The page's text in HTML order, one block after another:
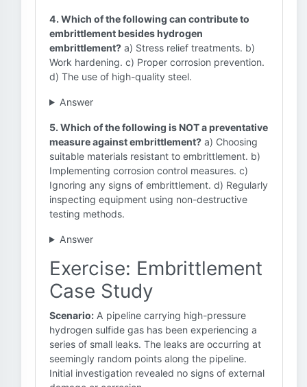
4. Which of the following can contribute to
embrittlement besides hydrogen
embrittlement? a) Stress relief treatments. b)
Work hardening. c) Proper corrosion prevention.
d) The use of high-quality steel.
Answer
5. Which of the following is NOT a preventative
measure against embrittlement? a) Choosing
suitable materials resistant to embrittlement. b)
Implementing corrosion control measures. c)
Ignoring any signs of embrittlement. d) Regularly
inspecting equipment using non-destructive
testing methods.
Answer
Exercise: Embrittlement
Case Study
Scenario: A pipeline carrying high-pressure
hydrogen sulfide gas has been experiencing a
series of small leaks. The leaks are occurring at
seemingly random points along the pipeline.
Initial investigation revealed no signs of external